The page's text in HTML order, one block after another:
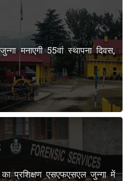
मनाएगी 55वां स्थापना दिवस,
प्रशिक्षण एसएफएसएल जुन्गा में